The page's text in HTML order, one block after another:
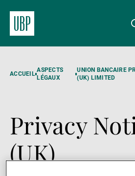
Mon accès
À propos de nous
Linkedin
Instagram
X
ACCUEIL
ASPECTS
LÉGAUX
UNION BANCAIRE
(UK) LIMITED
Privacy
(UK)